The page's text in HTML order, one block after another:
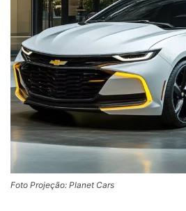
Foto Projeção: Planet Cars